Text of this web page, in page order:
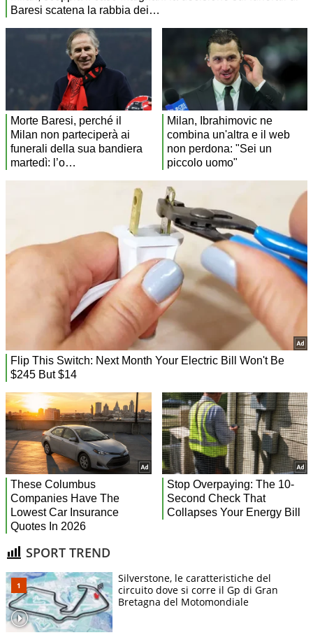
SPORT TREND
Silverstone, le caratteristiche del
circuito dove si corre il Gp di Gran
Bretagna del Motomondiale